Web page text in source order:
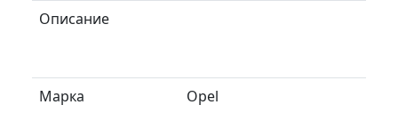
Описание
Марка
Opel